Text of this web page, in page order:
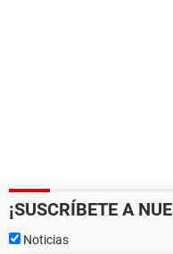
¡SUSCRÍBETE A
Noticias